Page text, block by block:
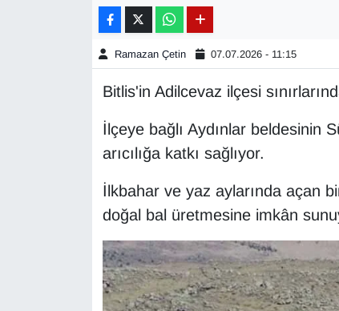
Ramazan Çetin 07.07.2026 - 11:15
Bitlis'in Adilcevaz ilçesi
İlçeye bağlı Aydınlar beldesinin
arıcılığa katkı sağlıyor.
İlkbahar ve yaz aylarında açan
doğal bal üretmesine imkân
Gündem
HABERDE İNSAN
Kamu Alımları
Kim Kimdir?